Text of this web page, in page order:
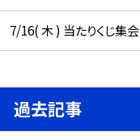
7/16( 木 ) 当たりくじ集会
過去記事